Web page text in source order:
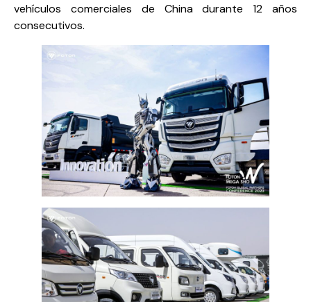
vehículos comerciales de China durante 12 años
consecutivos.